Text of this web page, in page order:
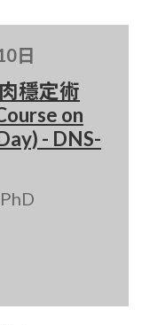
日
穩定術
on
- DNS-